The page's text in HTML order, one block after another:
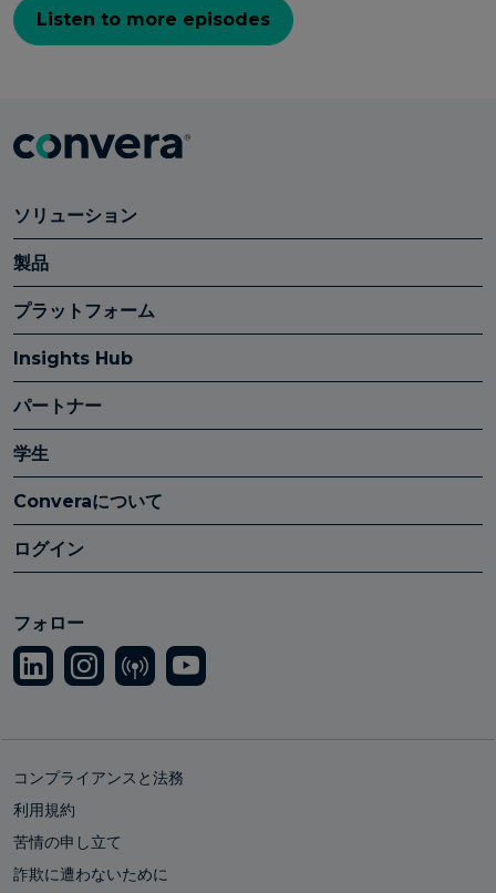
Listen to more episodes
ソリューション
製品
プラットフォーム
Insights Hub
パートナー
学生
Converaについて
ログイン
フォロー
コンプライアンスと法務
利用規約
苦情の申し立て
詐欺に遭わないために